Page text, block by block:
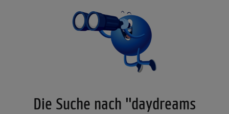
Die Suche nach "daydreams